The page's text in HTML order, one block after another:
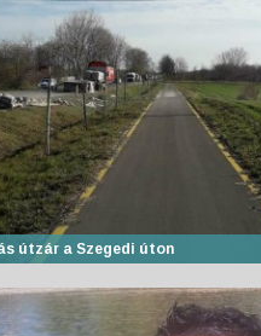
útzár a Szegedi úton